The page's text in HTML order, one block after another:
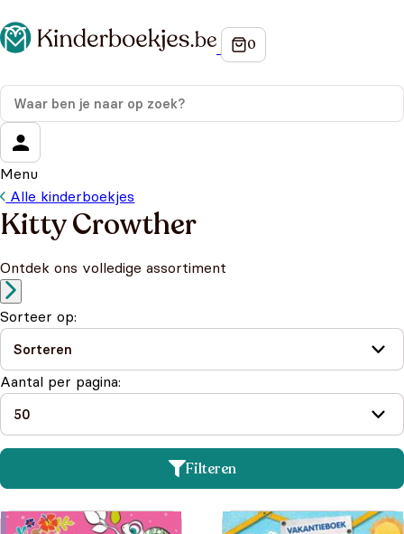
Menu
Alle kinderboekjes
Kitty Crowther
Ontdek ons volledige assortiment
Sorteer op:
Aantal per pagina:
Filteren